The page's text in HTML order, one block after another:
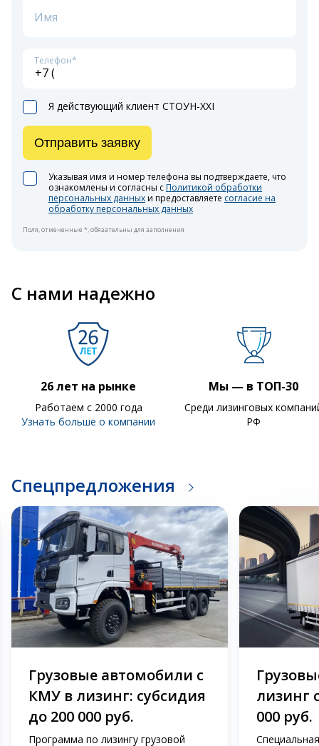
Имя
Телефон*
Я действующий клиент СТОУН-XXI
Указывая имя и номер телефона вы подтверждаете, что
ознакомлены и согласны с Политикой обработки
персональных данныхи предоставляете согласие на
обработку персональных данных
Отправить заявку
Поля, отмеченные *, обязательны для заполнения
С нами надежно
26 лет на рынке
Работаем с 2000 года
Узнать больше о компании
Мы — в ТОП-30
Среди лизинговых
РФ
Спецпредложения
Грузовые автомобили с
КМУ в лизинг: субсидия
до 200 000 руб.
Программа по лизингу грузовой
лизинг
000 руб.